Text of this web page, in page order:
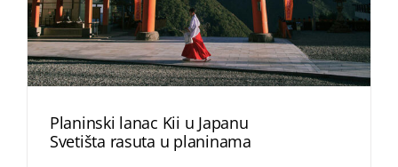
Planinski lanac Kii u Japanu
Svetišta rasuta u planinama